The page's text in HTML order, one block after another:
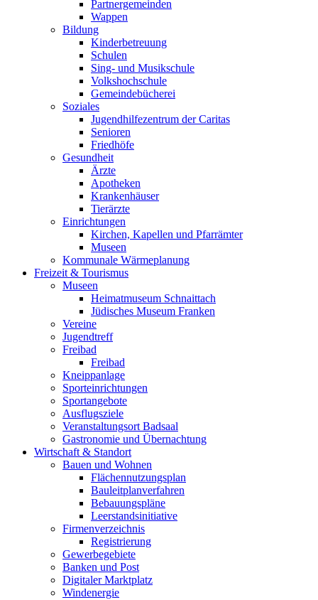
Partnergemeinden
Wappen
Bildung
Kinderbetreuung
Schulen
Sing- und Musikschule
Volkshochschule
Gemeindebücherei
Soziales
Jugendhilfezentrum der Caritas
Senioren
Friedhöfe
Gesundheit
Ärzte
Apotheken
Krankenhäuser
Tierärzte
Einrichtungen
Kirchen, Kapellen und Pfarrämter
Museen
Kommunale Wärmeplanung
Freizeit & Tourismus
Museen
Heimatmuseum Schnaittach
Jüdisches Museum Franken
Vereine
Jugendtreff
Freibad
Freibad
Kneippanlage
Sporteinrichtungen
Sportangebote
Ausflugsziele
Veranstaltungsort Badsaal
Gastronomie und Übernachtung
Wirtschaft & Standort
Bauen und Wohnen
Flächennutzungsplan
Bauleitplanverfahren
Bebauungspläne
Leerstandsinitiative
Firmenverzeichnis
Registrierung
Gewerbegebiete
Banken und Post
Digitaler Marktplatz
Windenergie